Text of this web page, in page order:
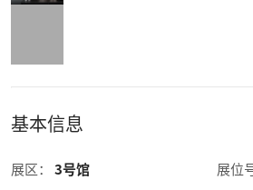
基本信息
展区： 3号馆 展位